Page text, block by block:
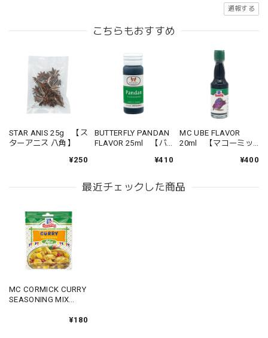
通報する
こちらもおすすめ
STAR ANIS 25g 【ス
ターアニス 八角】
¥250
BUTTERFLY PANDAN
FLAVOR 25ml 【バ
¥410
MC UBE FLAVOR
20ml 【マコーミッ
¥400
最近チェックした商品
MC CORMICK CURRY
SEASONING MIX
カレー シーズニング
¥180